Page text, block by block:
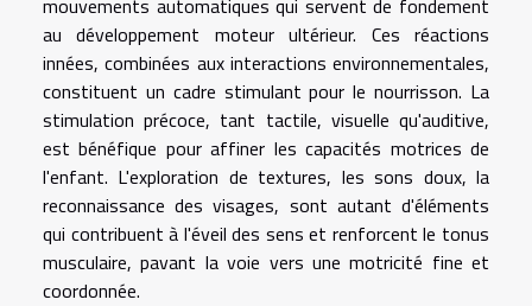
au développement moteur ultérieur. Ces réactions
innées, combinées aux interactions environnementales,
constituent un cadre stimulant pour le nourrisson. La
stimulation précoce, tant tactile, visuelle qu'auditive,
est bénéfique pour affiner les capacités motrices de
l'enfant. L'exploration de textures, les sons doux, la
reconnaissance des visages, sont autant d'éléments
qui contribuent à l'éveil des sens et renforcent le tonus
musculaire, pavant la voie vers une motricité fine et
coordonnée.